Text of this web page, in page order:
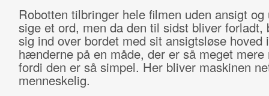
Robotten tilbringer hele filmen uden ansigt og
sige et ord, men da den til sidst bliver forladt,
sig ind over bordet med sit ansigtsløse hoved i
hænderne på en måde, der er så meget mere
fordi den er så simpel. Her bliver maskinen
menneskelig.